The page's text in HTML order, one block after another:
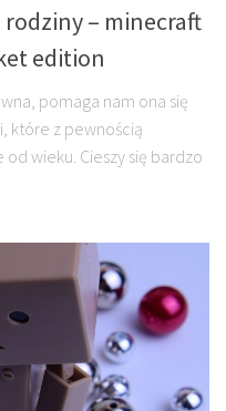
rodziny – minecraft
edition
pomaga nam ona się
które z pewnością
wieku. Cieszy się bardzo